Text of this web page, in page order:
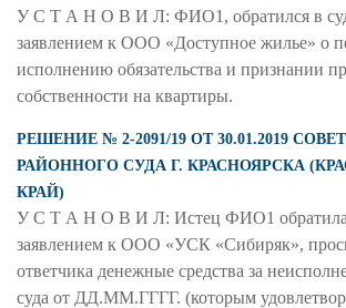
У С Т А Н О В И Л: ФИО1, обратился в
заявлением к ООО «Доступное жилье» о
исполнению обязательства и признании
собственности на квартиры.
РЕШЕНИЕ № 2-2091/19 ОТ 30.01.2019
РАЙОННОГО СУДА Г. КРАСНОЯРСКА
КРАЙ)
У С Т А Н О В И Л: Истец ФИО1
заявлением к ООО «УСК «Сибиряк»,
ответчика денежные средства за
суда от ДД.ММ.ГГГГ. (которым